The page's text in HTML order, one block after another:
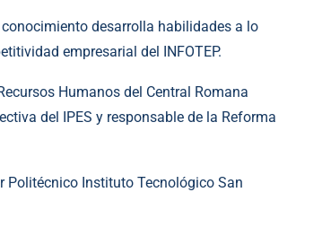
desarrolla habilidades a lo
empresarial del INFOTEP.
Humanos del Central Romana
del IPES y responsable de la Reforma
Politécnico Instituto Tecnológico San